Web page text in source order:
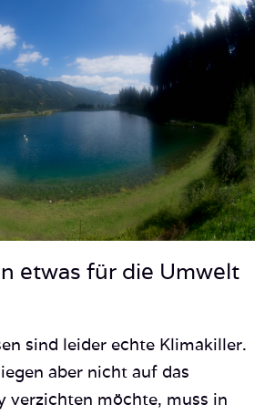
etwas für die Umwelt
sind leider echte Klimakiller.
aber nicht auf das
verzichten möchte, muss in